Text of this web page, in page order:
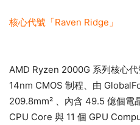
核心代號「Raven Ridge」
AMD Ryzen 2000G 系列核心
14nm CMOS 制程、由
209.8mm² 、內含 49.5 億個電
CPU Core 與 11 個 GPU